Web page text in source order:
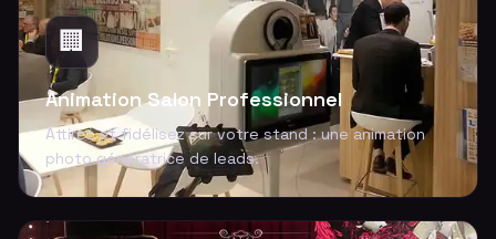
🏢
Animation Salon Professionnel
Attirez et fidélisez sur votre stand : une animation
photo génératrice de leads.